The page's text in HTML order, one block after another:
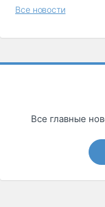
Все новости
Все главные